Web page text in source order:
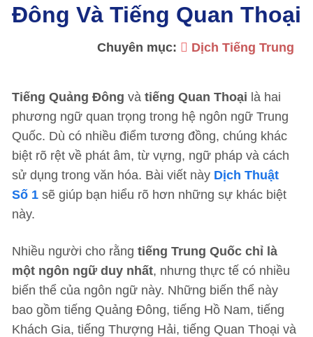
Đông Và Tiếng Quan Thoại
Chuyên mục: Dịch Tiếng Trung
Tiếng Quảng Đông và tiếng Quan Thoại là hai
phương ngữ quan trọng trong hệ ngôn ngữ Trung
Quốc. Dù có nhiều điểm tương đồng, chúng khác
biệt rõ rệt về phát âm, từ vựng, ngữ pháp và cách
sử dụng trong văn hóa. Bài viết này Dịch Thuật
Số 1 sẽ giúp bạn hiểu rõ hơn những sự khác biệt
này.
Nhiều người cho rằng tiếng Trung Quốc chỉ là
một ngôn ngữ duy nhất, nhưng thực tế có nhiều
biến thể của ngôn ngữ này. Những biến thể này
bao gồm tiếng Quảng Đông, tiếng Hồ Nam, tiếng
Khách Gia, tiếng Thượng Hải, tiếng Quan Thoại và